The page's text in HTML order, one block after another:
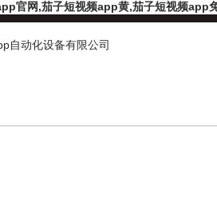
官网,茄子短视频app黄,茄子短视频app